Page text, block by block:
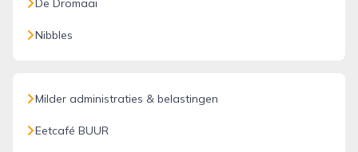
De Dromaai
Nibbles
Milder administraties & belastingen
Eetcafé BUUR